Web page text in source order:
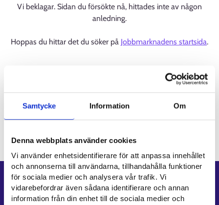
Samtycke Information Om
Denna webbplats använder cookies
Vi använder enhetsidentifierare för att anpassa innehållet
och annonserna till användarna, tillhandahålla funktioner
för sociala medier och analysera vår trafik. Vi
vidarebefordrar även sådana identifierare och annan
information från din enhet till de sociala medier och
Vi beklagar. Sidan du försökte nå, hittades inte av någon
anledning.
Hoppas du hittar det du söker på Jobbmarknadens startsida.
Genvägar
E-tjänster